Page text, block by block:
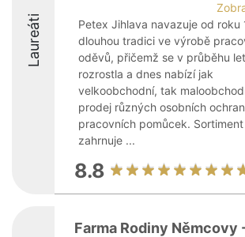
Laureáti
Petex Jihlava navazuje od roku
dlouhou tradici ve výrobě
oděvů, přičemž se v průběhu let
rozrostla a dnes nabízí jak
velkoobchodní, tak
prodej různých osobních
pracovních pomůcek. Sortiment
zahrnuje ...
8.8
Farma Rodiny Němcovy